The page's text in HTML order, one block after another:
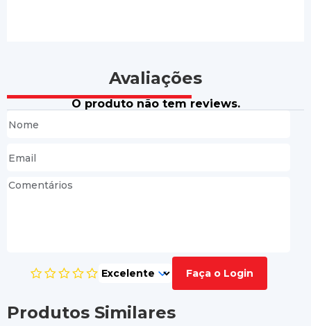
Avaliações
O produto não tem reviews.
Faça o Login
Produtos Similares